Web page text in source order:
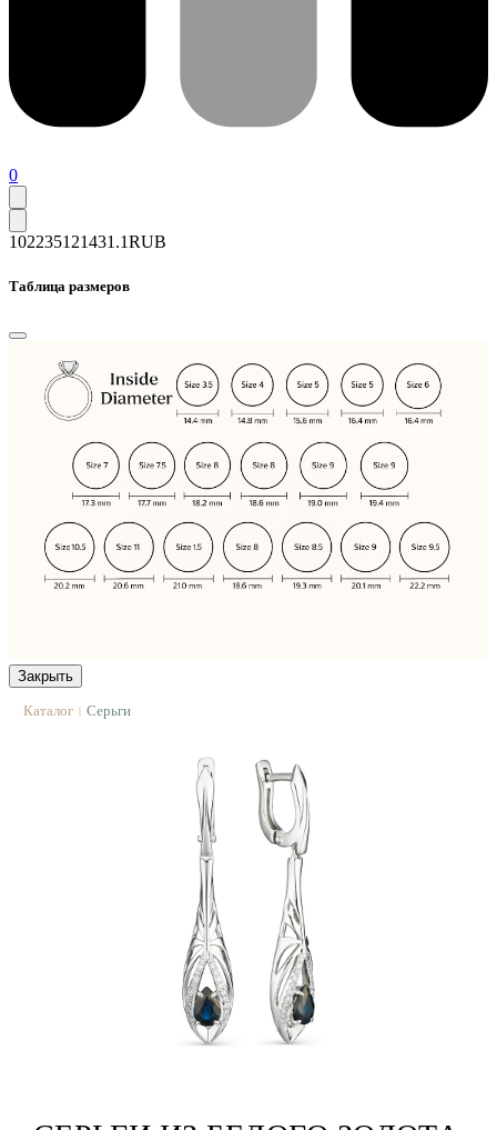
0
102235121431.1RUB
Таблица размеров
Закрыть
Каталог | Серьги